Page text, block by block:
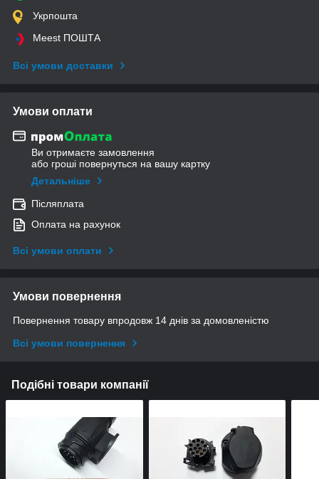
Укрпошта
Meest ПОШТА
Всі умови доставки
Умови оплати
Ви отримаєте замовлення
або гроші повернуться на вашу картку
Детальніше
Післяплата
Оплата на рахунок
Всі умови оплати
Умови повернення
Повернення товару впродовж 14 днів за домовленістю
Всі умови повернення
Подібні товари компанії